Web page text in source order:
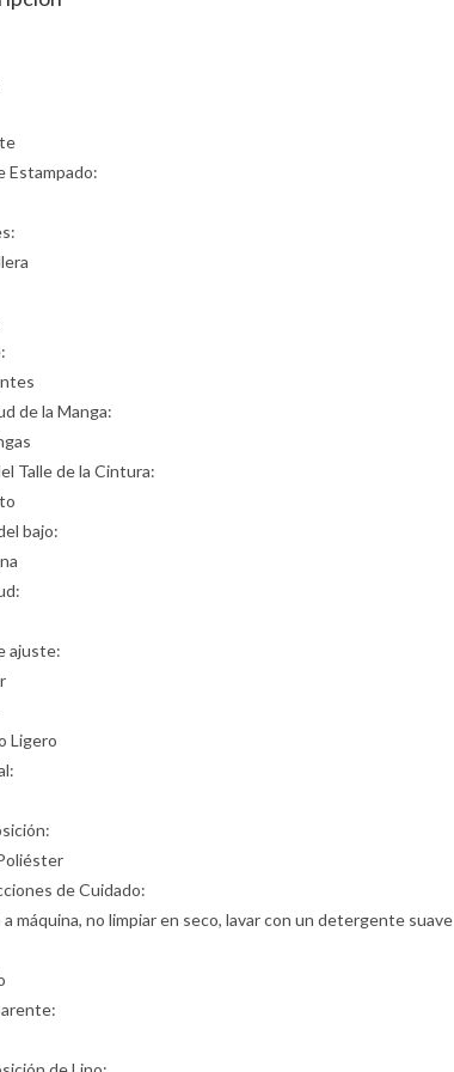
Estampado:
de la Manga:
Talle de la Cintura:
bajo:
ajuste:
Ligero
de Cuidado:
a máquina, no limpiar en seco, lavar con un detergente suave